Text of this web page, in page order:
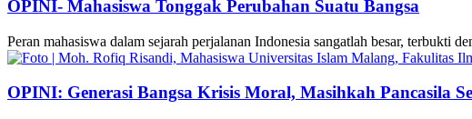
OPINI- Mahasiswa Tonggak Perubahan Suatu Bangsa
Peran mahasiswa dalam sejarah perjalanan Indonesia sangatlah besar, terbukti
OPINI: Generasi Bangsa Krisis Moral, Masihkah Pancasila